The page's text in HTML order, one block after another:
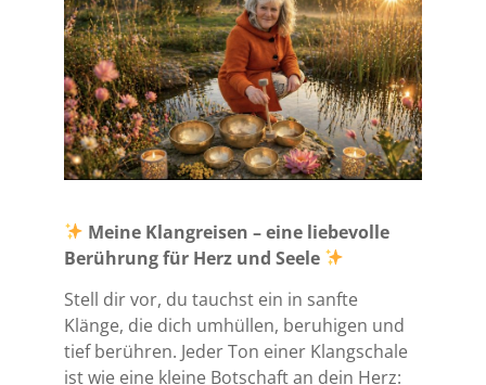
Meine Klangreisen – eine liebevolle
Berührung für Herz und Seele
Stell dir vor, du tauchst ein in sanfte
Klänge, die dich umhüllen, beruhigen und
tief berühren. Jeder Ton einer Klangschale
ist wie eine kleine Botschaft an dein Herz: